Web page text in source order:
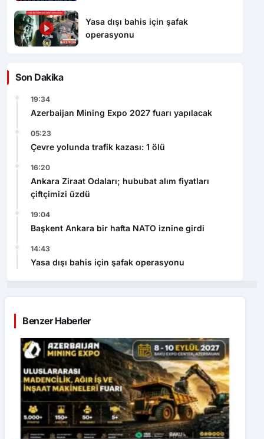
Yasa dışı bahis için şafak
operasyonu
Son Dakika
19:34
Azerbaijan Mining Expo 2027 fuarı yapılacak
05:23
Çevre yolunda trafik kazası: 1 ölü
16:20
Ankara Ziraat Odaları; hububat alım fiyatları
çiftçimizi üzdü
19:04
Başkent Ankara bir hafta NATO iznine girdi
14:43
Yasa dışı bahis için şafak operasyonu
Benzer Haberler